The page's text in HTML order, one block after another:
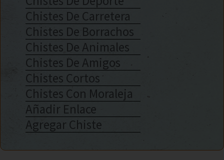
Chistes De Carretera
Chistes De Borrachos
Chistes De Animales
Chistes De Amigos
Chistes Cortos
Chistes Con Moraleja
Añadir Enlace
Agregar Chiste